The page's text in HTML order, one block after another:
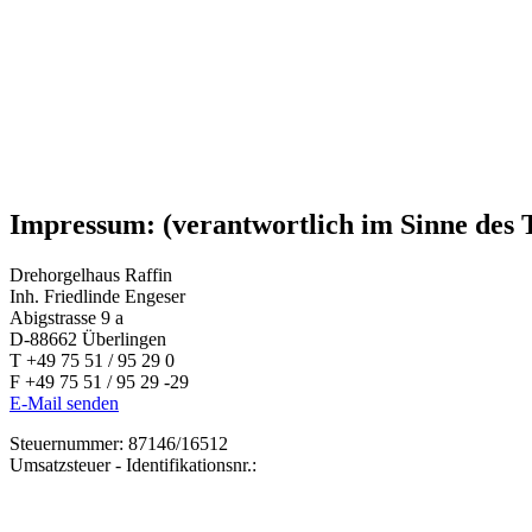
Impressum: (verantwortlich im Sinne des
Drehorgelhaus Raffin
Inh. Friedlinde Engeser
Abigstrasse 9 a
D-88662 Überlingen
T +49 75 51 / 95 29 0
F +49 75 51 / 95 29 -29
E-Mail senden
Steuernummer: 87146/16512
Umsatzsteuer - Identifikationsnr.: